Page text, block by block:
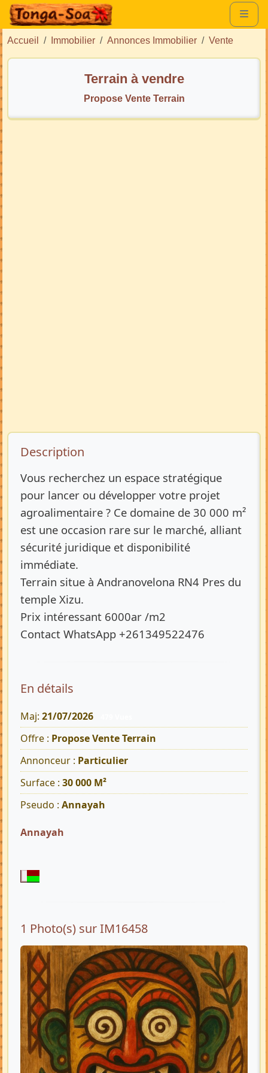
Accueil Immobilier Annonces Immobilier Vente
Terrain à vendre
Propose Vente Terrain
Description de l’annonce
Description
Vous recherchez un espace stratégique
pour lancer ou développer votre projet
agroalimentaire ? Ce domaine de 30 000 m²
est une occasion rare sur le marché, alliant
sécurité juridique et disponibilité
immédiate.
Terrain situe à Andranovelona RN4 Pres du
temple Xizu.
Prix intéressant 6000ar /m2
Contact WhatsApp +261349522476
En détails
Maj: 21/07/2026
Offre : Propose Vente Terrain
Annonceur : Particulier
Surface : 30 000 M²
Pseudo : Annayah
Annayah
1 Photo(s) sur IM16458